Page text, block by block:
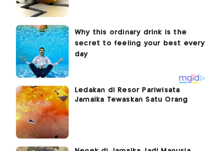
Ledakan di Resor Pariwisata
Jamaika Tewaskan Satu Orang